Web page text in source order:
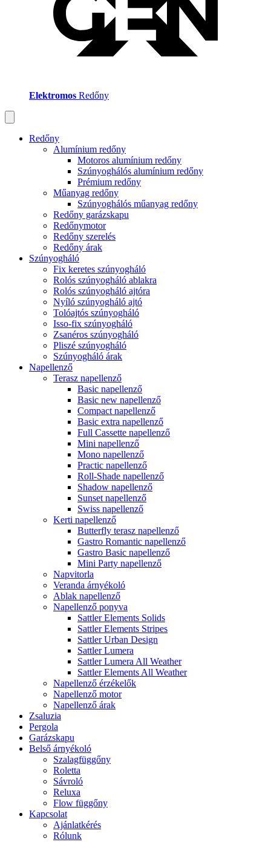
Elektromos Redőny
Redőny
Alumínium redőny
Motoros alumínium redőny
Szúnyoghálós alumínium redőny
Prémium redőny
Műanyag redőny
Szúnyoghálós műanyag redőny
Redőny garázskapu
Redőnymotor
Redőny szerelés
Redőny árak
Szúnyogháló
Fix keretes szúnyogháló
Rolós szúnyogháló ablakra
Rolós szúnyogháló ajtóra
Nyíló szúnyogháló ajtó
Tolóajtós szúnyogháló
Isso-fix szúnyogháló
Zsanéros szúnyogháló
Pliszé szúnyogháló
Szúnyogháló árak
Napellenző
Terasz napellenző
Basic napellenző
Basic new napellenző
Compact napellenző
Basic extra napellenző
Full Cassette napellenző
Mini napellenző
Mono napellenző
Practic napellenző
Roll-Shade napellenző
Shadow napellenző
Sunset napellenző
Swiss napellenző
Kerti napellenző
Butterfly terasz napellenző
Gastro Romantic napellenző
Gastro Basic napellenző
Mini Party napellenző
Napvitorla
Veranda árnyékoló
Ablak napellenző
Napellenző ponyva
Sattler Elements Solids
Sattler Elements Stripes
Sattler Urban Design
Sattler Lumera
Sattler Lumera All Weather
Sattler Elements All Weather
Napellenző érzékelők
Napellenző motor
Napellenző árak
Zsaluzia
Pergola
Garázskapu
Belső árnyékoló
Szalagfüggőny
Roletta
Sávroló
Reluxa
Flow függőny
Kapcsolat
Ajánlatkérés
Rólunk